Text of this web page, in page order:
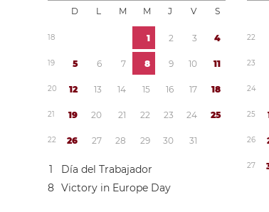
D L M M J V S
18 1 2 3 4
19 5 6 7 8 9 10 11
20 12 13 14 15 16 17 18
21 19 20 21 22 23 24 25
22 26 27 28 29 30 31
1
Día del Trabajador
8 Victory in Europe Day
22
23
24
25
26
27